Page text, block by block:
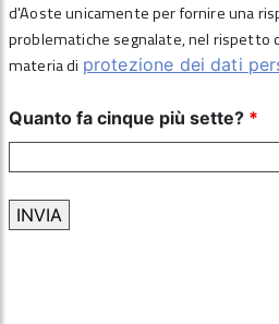
d'Aoste unicamente per fornire una
problematiche segnalate, nel rispetto
materia di protezione dei dati
Quanto fa cinque più sette? *